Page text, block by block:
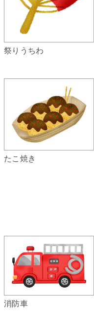
祭りうちわ
たこ焼き
消防車